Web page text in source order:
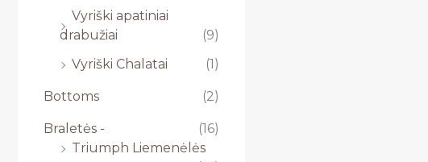
Vyriški apatiniai
drabužiai
(9)
Vyriški Chalatai
(1)
Bottoms (2)
Braletės -
(16)
Triumph Liemenėlės